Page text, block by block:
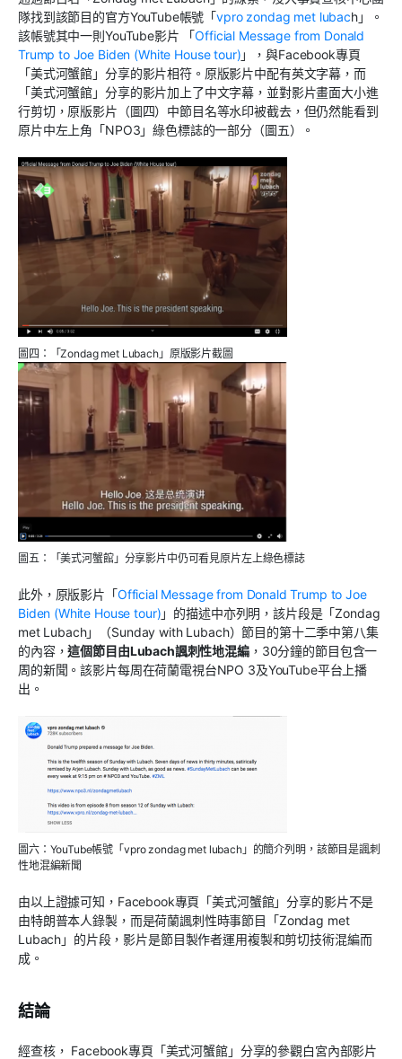
隊找到該節目的官方YouTube帳號「vpro zondag met lubach」。
該帳號其中一則YouTube影片 「Official Message from Donald
Trump to Joe Biden (White House tour)」，與Facebook專頁
「美式河蟹館」分享的影片相符。原版影片中配有英文字幕，而
「美式河蟹館」分享的影片加上了中文字幕，並對影片畫面大小進
行剪切，原版影片（圖四）中節目名等水印被截去，但仍然能看到
原片中左上角「NPO3」綠色標誌的一部分（圖五）。
圖四：「Zondag met Lubach」原版影片截圖
圖五：「美式河蟹館」分享影片中仍可看見原片左上綠色標誌
此外，原版影片「Official Message from Donald Trump to Joe
Biden (White House tour)」的描述中亦列明，該片段是「Zondag
met Lubach」（Sunday with Lubach）節目的第十二季中第八集
的內容，這個節目由Lubach諷刺性地混編，30分鐘的節目包含一
周的新聞。該影片每周在荷蘭電視台NPO 3及YouTube平台上播
出。
圖六：YouTube帳號「vpro zondag met lubach」的簡介列明，該節目是諷刺
性地混編新聞
由以上證據可知，Facebook專頁「美式河蟹館」分享的影片不是
由特朗普本人錄製，而是荷蘭諷刺性時事節目「Zondag met
Lubach」的片段，影片是節目製作者運用複製和剪切技術混編而
成。
結論
經查核， Facebook專頁「美式河蟹館」分享的參觀白宮內部影片